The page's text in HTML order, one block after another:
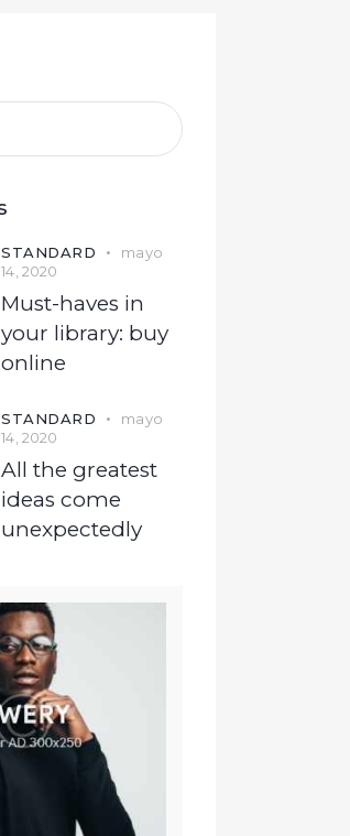
STANDARD
mayo
14, 2020
Must-haves in
your library: buy
online
STANDARD
mayo
14, 2020
All the greatest
ideas come
unexpectedly